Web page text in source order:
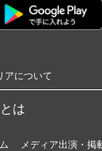
アについて
は
メディア出演・掲